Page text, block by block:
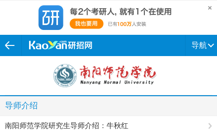
导航
导师介绍
南阳师范学院研究生导师介绍：牛秋红